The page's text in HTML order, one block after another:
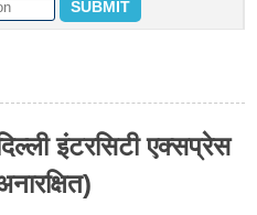
इंटरसिटी एक्सप्रेस